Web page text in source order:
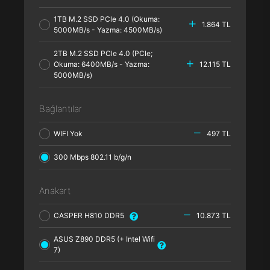
1TB M.2 SSD PCle 4.0 (Okuma:
5000MB/s - Yazma: 4500MB/s)
1.864 TL
2TB M.2 SSD PCle 4.0 (PCle;
Okuma: 6400MB/s - Yazma:
5000MB/s)
12.115 TL
Bağlantılar
WIFI Yok 497 TL
300 Mbps 802.11 b/g/n
Anakart
CASPER H810 DDR5 10.873 TL
ASUS Z890 DDR5 (+ Intel Wifi
7)